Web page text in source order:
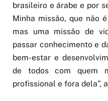
brasileiro e árabe e por
Minha missão, que não
mas uma missão de
passar conhecimento e
bem-estar e
de todos com quem
profissional e fora dela”,